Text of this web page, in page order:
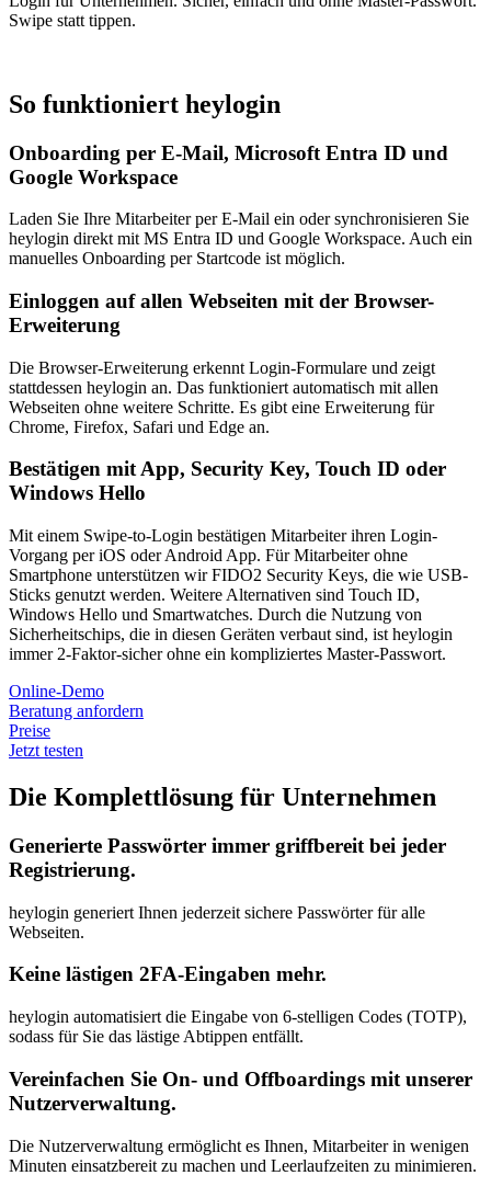
Swipe statt tippen.
So funktioniert heylogin
Onboarding per E-Mail, Microsoft Entra ID und
Google Workspace
Laden Sie Ihre Mitarbeiter per E-Mail ein oder synchronisieren Sie
heylogin direkt mit MS Entra ID und Google Workspace. Auch ein
manuelles Onboarding per Startcode ist möglich.
Einloggen auf allen Webseiten mit der Browser-
Erweiterung
Die Browser-Erweiterung erkennt Login-Formulare und zeigt
stattdessen heylogin an. Das funktioniert automatisch mit allen
Webseiten ohne weitere Schritte. Es gibt eine Erweiterung für
Chrome, Firefox, Safari und Edge an.
Bestätigen mit App, Security Key, Touch ID oder
Windows Hello
Mit einem Swipe-to-Login bestätigen Mitarbeiter ihren Login-
Vorgang per iOS oder Android App. Für Mitarbeiter ohne
Smartphone unterstützen wir FIDO2 Security Keys, die wie USB-
Sticks genutzt werden. Weitere Alternativen sind Touch ID,
Windows Hello und Smartwatches. Durch die Nutzung von
Sicherheitschips, die in diesen Geräten verbaut sind, ist heylogin
immer 2-Faktor-sicher ohne ein kompliziertes Master-Passwort.
Online-Demo
Beratung anfordern
Preise
Jetzt testen
Die Komplettlösung für Unternehmen
Generierte Passwörter immer griffbereit bei jeder
Registrierung.
heylogin generiert Ihnen jederzeit sichere Passwörter für alle
Webseiten.
Keine lästigen 2FA-Eingaben mehr.
heylogin automatisiert die Eingabe von 6-stelligen Codes (TOTP),
sodass für Sie das lästige Abtippen entfällt.
Vereinfachen Sie On- und Offboardings mit unserer
Nutzerverwaltung.
Die Nutzerverwaltung ermöglicht es Ihnen, Mitarbeiter in wenigen
Minuten einsatzbereit zu machen und Leerlaufzeiten zu minimieren.